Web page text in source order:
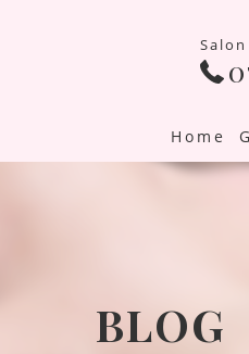
Salon
Home
BLOG